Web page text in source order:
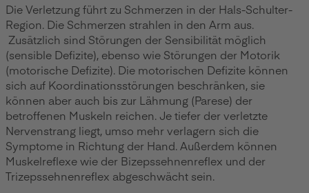
Die Verletzung führt zu Schmerzen in der Hals-Schulter-
Region. Die Schmerzen strahlen in den Arm aus.
Zusätzlich sind Störungen der Sensibilität möglich
(sensible Defizite), ebenso wie Störungen der Motorik
(motorische Defizite). Die motorischen Defizite können
sich auf Koordinationsstörungen beschränken, sie
können aber auch bis zur Lähmung (Parese) der
betroffenen Muskeln reichen. Je tiefer der verletzte
Nervenstrang liegt, umso mehr verlagern sich die
Symptome in Richtung der Hand. Außerdem können
Muskelreflexe wie der Bizepssehnenreflex und der
Trizepssehnenreflex abgeschwächt sein.